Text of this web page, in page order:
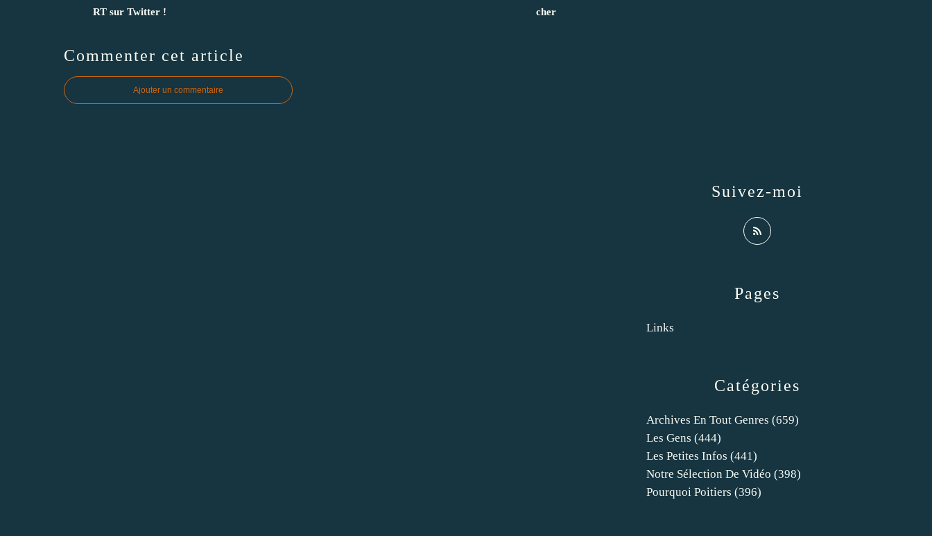
RT sur Twitter !
cher
Commenter cet article
Ajouter un commentaire
Catégories
Archives En Tout Genres (659)
Les Gens (444)
Les Petites Infos (441)
Notre Sélection De Vidéo (398)
Pourquoi Poitiers (396)
Pages
Links
Suivez-moi